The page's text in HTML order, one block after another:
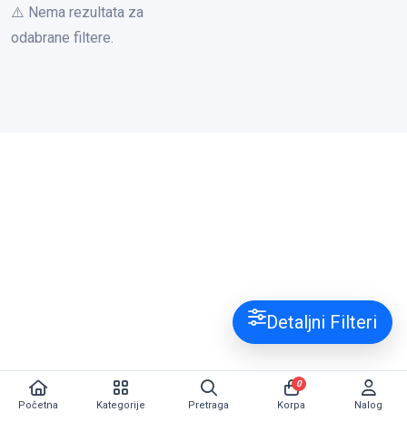
⚠️ Nema rezultata za
odabrane filtere.
Detaljni Filteri
Početna Kategorije Pretraga Korpa
0
Nalog